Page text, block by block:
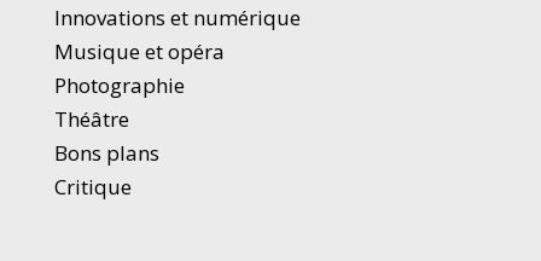
Innovations et numérique
Musique et opéra
Photographie
Théâtre
Bons plans
Critique